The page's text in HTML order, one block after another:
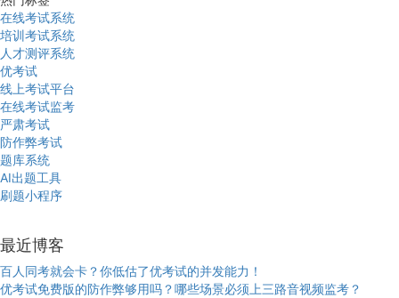
在线考试系统
培训考试系统
人才测评系统
优考试
线上考试平台
在线考试监考
严肃考试
防作弊考试
题库系统
AI出题工具
刷题小程序
最近博客
百人同考就会卡？你低估了优考试的并发能力！
优考试免费版的防作弊够用吗？哪些场景必须上三路音视频监考？